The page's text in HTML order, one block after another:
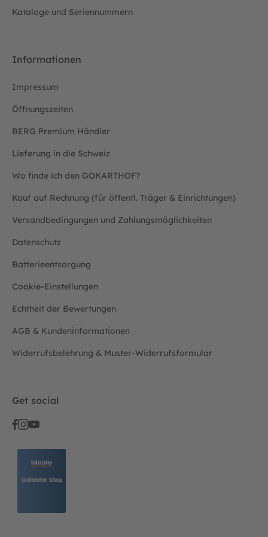
Kataloge und Seriennummern
Informationen
Impressum
Öffnungszeiten
BERG Premium Händler
Lieferung in die Schweiz
Wo finde ich den GOKARTHOF?
Kauf auf Rechnung (für öffentl. Träger & Einrichtungen)
Versandbedingungen und Zahlungsmöglichkeiten
Datenschutz
Batterieentsorgung
Cookie-Einstellungen
Echtheit der Bewertungen
AGB & Kundeninformationen
Widerrufsbelehrung & Muster-Widerrufsformular
Get social